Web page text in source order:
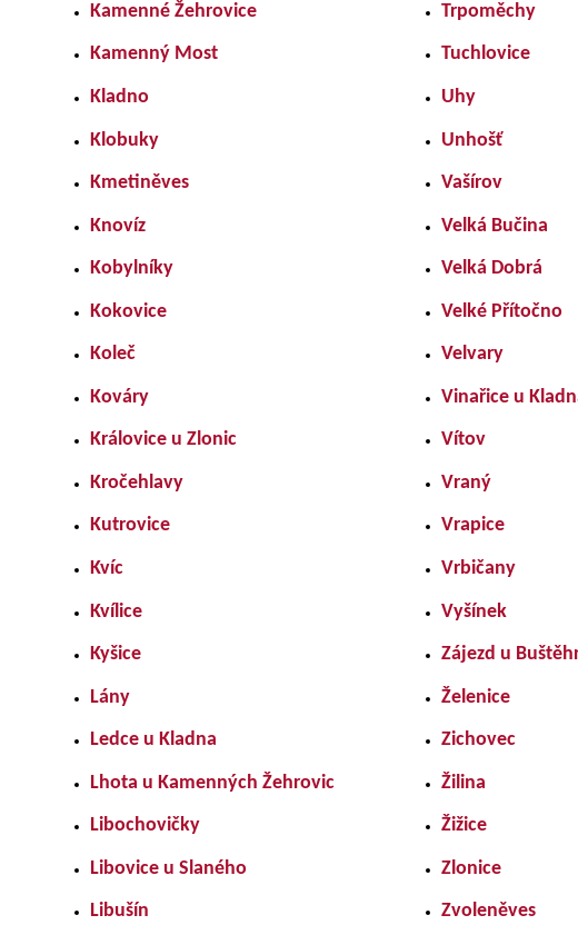
Kamenné Žehrovice
Kamenný Most
Kladno
Klobuky
Kmetiněves
Knovíz
Kobylníky
Kokovice
Koleč
Kováry
Královice u Zlonic
Kročehlavy
Kutrovice
Kvíc
Kvílice
Kyšice
Lány
Ledce u Kladna
Lhota u Kamenných Žehrovic
Libochovičky
Libovice u Slaného
Libušín
Trpoměchy
Tuchlovice
Uhy
Unhošť
Vašírov
Velká Bučina
Velká Dobrá
Velké Přítočno
Velvary
Vinařice u
Vítov
Vraný
Vrapice
Vrbičany
Vyšínek
Zájezd u
Želenice
Zichovec
Žilina
Žižice
Zlonice
Zvoleněves